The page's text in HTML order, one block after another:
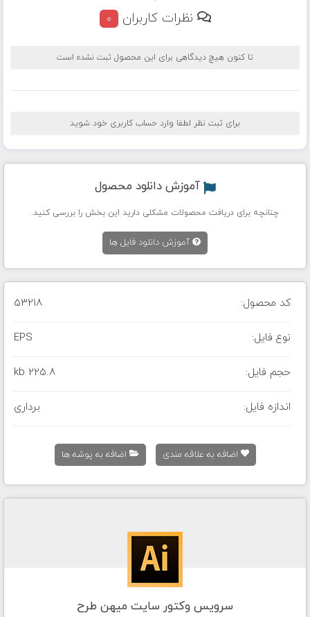
نظرات کاربران 0
تا کنون هیچ دیدگاهی برای این محصول ثبت نشده است
برای ثبت نظر لطفا وارد حساب کاربری خود شوید
آموزش دانلود محصول
چنانچه برای دریافت محصولات مشکلی دارید این بخش را بررسی کنید.
آموزش دانلود فایل ها
کد محصول: 53218
نوع فایل: EPS
حجم فایل: 225.8 kb
اندازه فایل: برداری
اضافه به علاقه مندی اضافه به پوشه ها
سرویس وکتور سایت میهن طرح